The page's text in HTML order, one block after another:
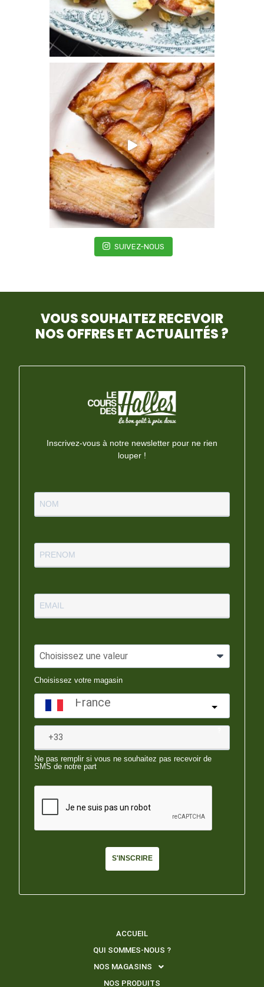
SUIVEZ-NOUS
VOUS SOUHAITEZ RECEVOIR
NOS OFFRES ET ACTUALITÉS ?
Inscrivez-vous à notre newsletter pour ne rien
louper !
Choisissez votre magasin
France
Ne pas remplir si vous ne souhaitez pas recevoir de
SMS de notre part
S'INSCRIRE
ACCUEIL
QUI SOMMES-NOUS ?
NOS MAGASINS
NOS PRODUITS